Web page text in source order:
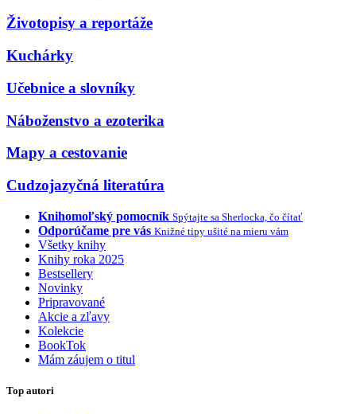
Životopisy a reportáže
Kuchárky
Učebnice a slovníky
Náboženstvo a ezoterika
Mapy a cestovanie
Cudzojazyčná literatúra
Knihomoľský pomocník Spýtajte sa Sherlocka, čo čítať
Odporúčame pre vás Knižné tipy ušité na mieru vám
Všetky knihy
Knihy roka 2025
Bestsellery
Novinky
Pripravované
Akcie a zľavy
Kolekcie
BookTok
Mám záujem o titul
Top autori